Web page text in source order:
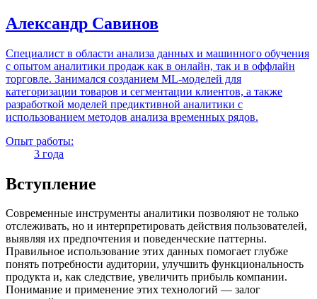
Александр Савинов
Специалист в области анализа данных и машинного обучения
с опытом аналитики продаж как в онлайн, так и в оффлайн
торговле. Занимался созданием ML-моделей для
категоризации товаров и сегментации клиентов, а также
разработкой моделей предиктивной аналитики с
использованием методов анализа временных рядов.
Опыт работы:
3 года
Вступление
Современные инструменты аналитики позволяют не только
отслеживать, но и интерпретировать действия пользователей,
выявляя их предпочтения и поведенческие паттерны.
Правильное использование этих данных помогает глубже
понять потребности аудитории, улучшить функциональность
продукта и, как следствие, увеличить прибыль компании.
Понимание и применение этих технологий — залог